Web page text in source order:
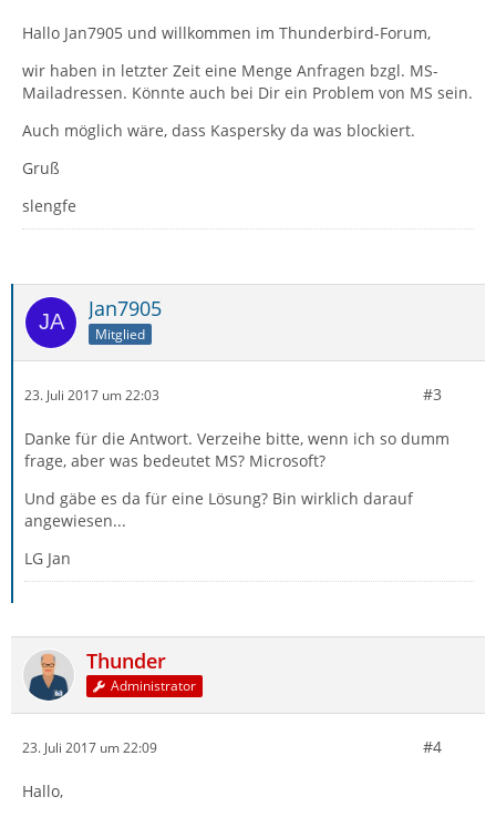
Hallo Jan7905 und willkommen im Thunderbird-Forum,
wir haben in letzter Zeit eine Menge Anfragen bzgl. MS-
Mailadressen. Könnte auch bei Dir ein Problem von MS sein.
Auch möglich wäre, dass Kaspersky da was blockiert.
Gruß
slengfe
Jan7905
Mitglied
23. Juli 2017 um 22:03 #3
Danke für die Antwort. Verzeihe bitte, wenn ich so dumm
frage, aber was bedeutet MS? Microsoft?
Und gäbe es da für eine Lösung? Bin wirklich darauf
angewiesen...
LG Jan
Thunder
Administrator
23. Juli 2017 um 22:09 #4
Hallo,